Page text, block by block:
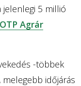
5 millió
OTP Agrár
-többek
időjárás